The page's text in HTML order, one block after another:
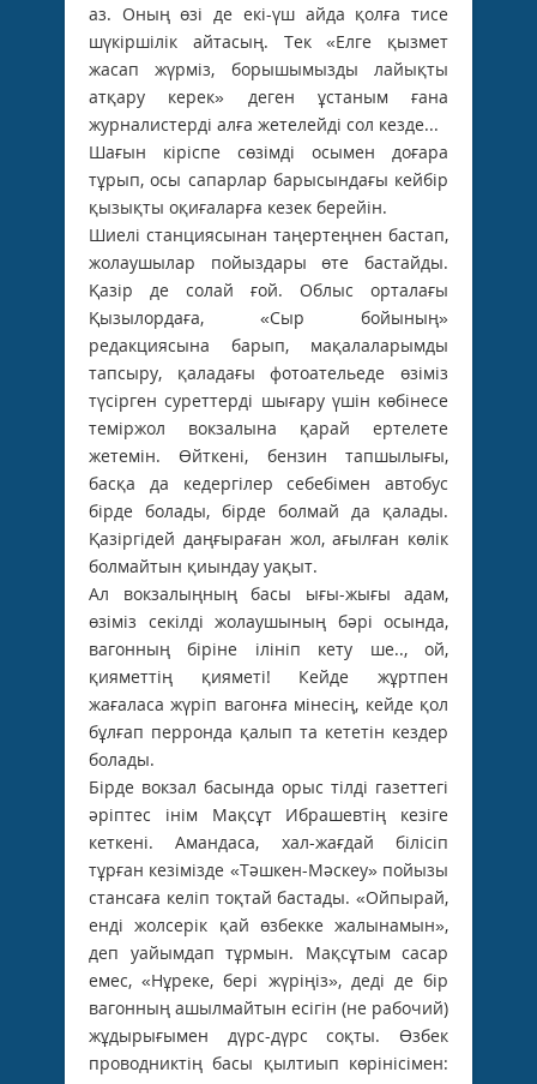
аз. Оның өзі де екі-үш айда қолға тисе
шүкіршілік айтасың. Тек «Елге қызмет
жасап жүрміз, борышымызды лайықты
атқару керек» деген ұстаным ғана
журналистерді алға жетелейді сол кезде...
Шағын кіріспе сөзімді осымен доғара
тұрып, осы сапарлар барысындағы кейбір
қызықты оқиғаларға кезек берейін.
Шиелі станциясынан таңертеңнен бастап,
жолаушылар пойыздары өте бастайды.
Қазір де солай ғой. Облыс орталағы
Қызылордаға, «Сыр бойының»
редакциясына барып, мақалаларымды
тапсыру, қаладағы фотоательеде өзіміз
түсірген суреттерді шығару үшін көбінесе
теміржол вокзалына қарай ертелете
жетемін. Өйткені, бензин тапшылығы,
басқа да кедергілер себебімен автобус
бірде болады, бірде болмай да қалады.
Қазіргідей даңғыраған жол, ағылған көлік
болмайтын қиындау уақыт.
Ал вокзалыңның басы ығы-жығы адам,
өзіміз секілді жолаушының бәрі осында,
вагонның біріне ілініп кету ше.., ой,
қияметтің қияметі! Кейде жұртпен
жағаласа жүріп вагонға мінесің, кейде қол
бұлғап перронда қалып та кететін кездер
болады.
Бірде вокзал басында орыс тілді газеттегі
әріптес інім Мақсұт Ибрашевтің кезіге
кеткені. Амандаса, хал-жағдай білісіп
тұрған кезімізде «Тәшкен-Мәскеу» пойызы
стансаға келіп тоқтай бастады. «Ойпырай,
енді жолсерік қай өзбекке жалынамын»,
деп уайымдап тұрмын. Мақсұтым сасар
емес, «Нұреке, бері жүріңіз», деді де бір
вагонның ашылмайтын есігін (не рабочий)
жұдырығымен дүрс-дүрс соқты. Өзбек
проводниктің басы қылтиып көрінісімен: